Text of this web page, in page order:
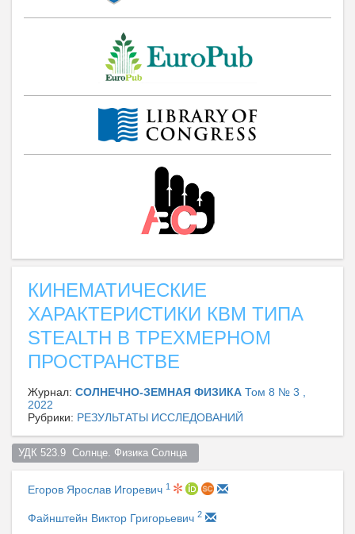
КИНЕМАТИЧЕСКИЕ
ХАРАКТЕРИСТИКИ КВМ ТИПА
STEALTH В ТРЕХМЕРНОМ
ПРОСТРАНСТВЕ
Журнал: СОЛНЕЧНО-ЗЕМНАЯ ФИЗИКА Том 8 № 3 ,
2022
Рубрики: РЕЗУЛЬТАТЫ ИССЛЕДОВАНИЙ
УДК 523.9  Солнце. Физика Солнца
Егоров Ярослав Игоревич 1
Файнштейн Виктор Григорьевич 2